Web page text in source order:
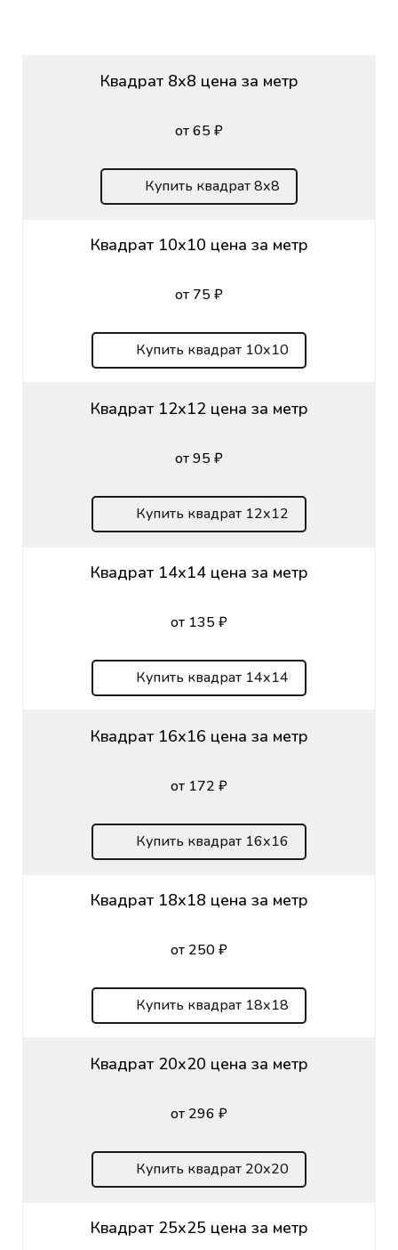
Квадрат 8х8 цена за метр
от 65 ₽
Купить квадрат 8х8
Квадрат 10х10 цена за метр
от 75 ₽
Купить квадрат 10х10
Квадрат 12х12 цена за метр
от 95 ₽
Купить квадрат 12х12
Квадрат 14х14 цена за метр
от 135 ₽
Купить квадрат 14х14
Квадрат 16х16 цена за метр
от 172 ₽
Купить квадрат 16х16
Квадрат 18х18 цена за метр
от 250 ₽
Купить квадрат 18х18
Квадрат 20х20 цена за метр
от 296 ₽
Купить квадрат 20х20
Квадрат 25х25 цена за метр